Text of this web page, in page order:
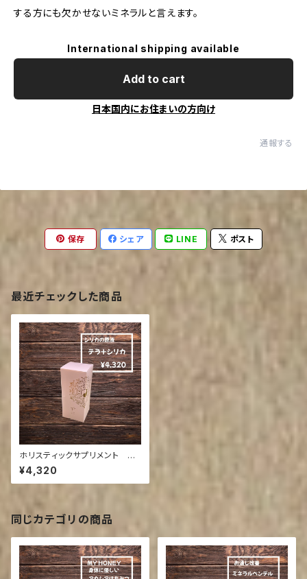
する方にも欠かせないミネラルと言えます。
International shipping available
Add to cart
日本国内にお住まいの方向け
通報する
保存 シェア LINE ポスト
最近チェックした商品
ホリスティックサプリメント テ
ラ➕シリカ
¥4,320
同じカテゴリの商品